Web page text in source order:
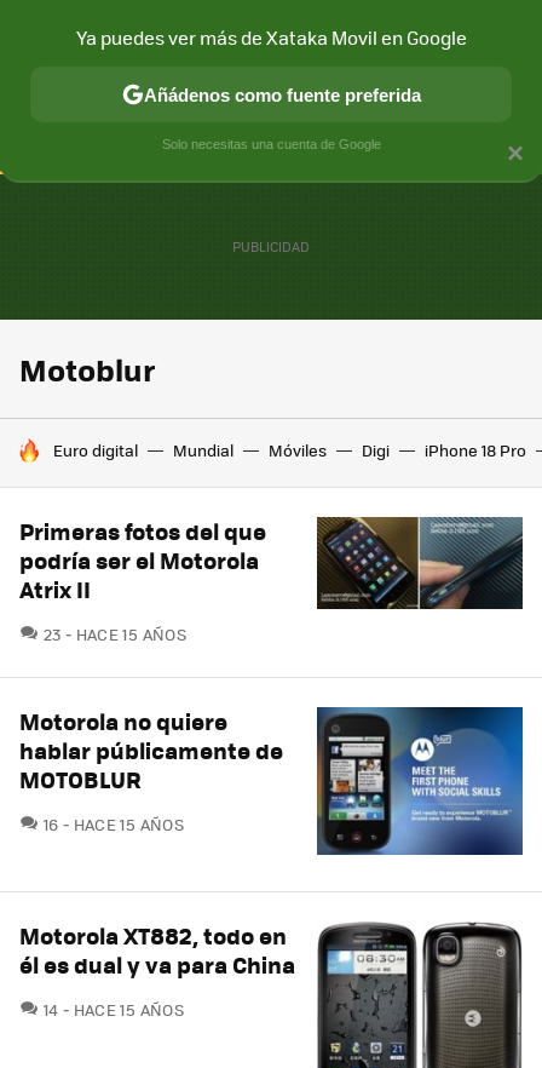
CONECTIVIDAD MÓVIL Y SOCIEDAD APLICACIONES
Motoblur
HOY SE HABLA DE
Euro digital Mundial Móviles Digi iPhone 18 Pro
Primeras fotos del que
podría ser el Motorola
Atrix II
23 COMENTARIOS
HACE 15 AÑOS
Motorola no quiere
hablar públicamente de
MOTOBLUR
16 COMENTARIOS
HACE 15 AÑOS
Motorola XT882, todo en
él es dual y va para China
14 COMENTARIOS
HACE 15 AÑOS
×
Ya puedes ver más de Xataka Movil en Google
Añádenos como fuente preferida
Solo necesitas una cuenta de Google